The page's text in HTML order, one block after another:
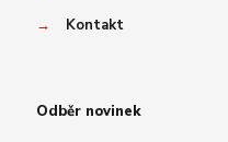
→
Kontakt
Odběr novinek